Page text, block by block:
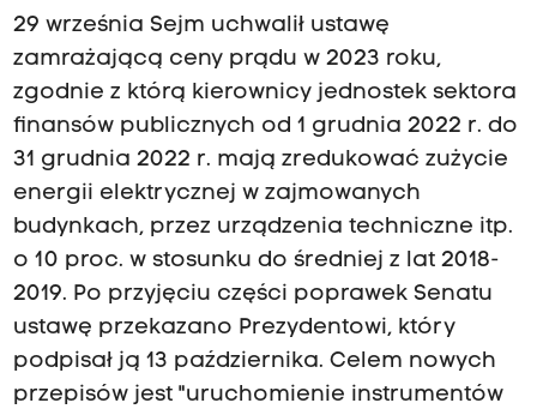
29 września Sejm uchwalił ustawę
zamrażającą ceny prądu w 2023 roku,
zgodnie z którą kierownicy jednostek sektora
finansów publicznych od 1 grudnia 2022 r. do
31 grudnia 2022 r. mają zredukować zużycie
energii elektrycznej w zajmowanych
budynkach, przez urządzenia techniczne itp.
o 10 proc. w stosunku do średniej z lat 2018-
2019. Po przyjęciu części poprawek Senatu
ustawę przekazano Prezydentowi, który
podpisał ją 13 października. Celem nowych
przepisów jest "uruchomienie instrumentów